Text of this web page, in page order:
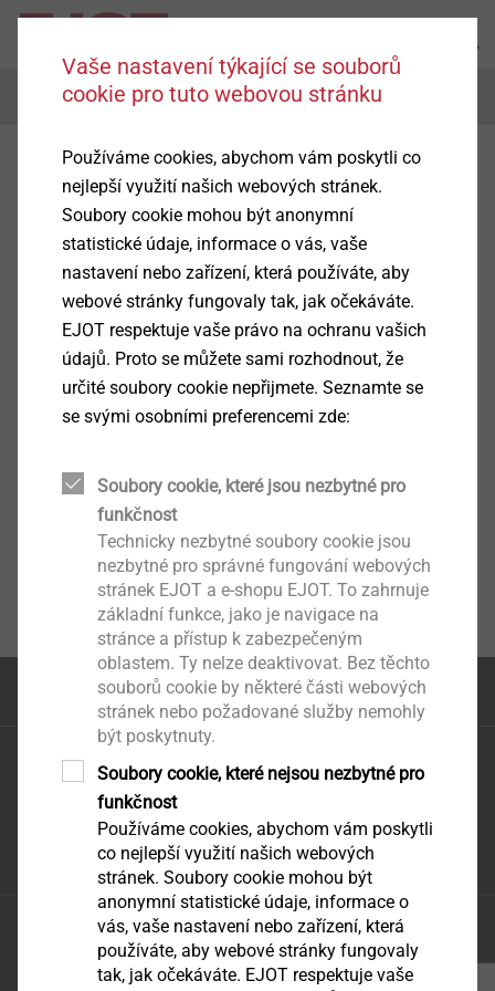
Menu
na začátek stránky
EJOT CZ, s.r.o.
Zděbradská 65
251 01 Říčany – Jažlovice
infoCZ@ejot.com
Ochrana údajů
tisk stránky
Vaše nastavení týkající se souborů
cookie pro tuto webovou stránku
Používáme cookies, abychom vám poskytli co
nejlepší využití našich webových stránek.
Soubory cookie mohou být anonymní
statistické údaje, informace o vás, vaše
nastavení nebo zařízení, která používáte, aby
webové stránky fungovaly tak, jak očekáváte.
EJOT respektuje vaše právo na ochranu vašich
údajů. Proto se můžete sami rozhodnout, že
určité soubory cookie nepřijmete. Seznamte se
se svými osobními preferencemi zde:
Soubory cookie, které jsou nezbytné pro
funkčnost
Technicky nezbytné soubory cookie jsou
nezbytné pro správné fungování webových
stránek EJOT a e-shopu EJOT. To zahrnuje
základní funkce, jako je navigace na
stránce a přístup k zabezpečeným
oblastem. Ty nelze deaktivovat. Bez těchto
souborů cookie by některé části webových
stránek nebo požadované služby nemohly
být poskytnuty.
Soubory cookie, které nejsou nezbytné pro
funkčnost
Používáme cookies, abychom vám poskytli
co nejlepší využití našich webových
stránek. Soubory cookie mohou být
anonymní statistické údaje, informace o
vás, vaše nastavení nebo zařízení, která
používáte, aby webové stránky fungovaly
tak, jak očekáváte. EJOT respektuje vaše